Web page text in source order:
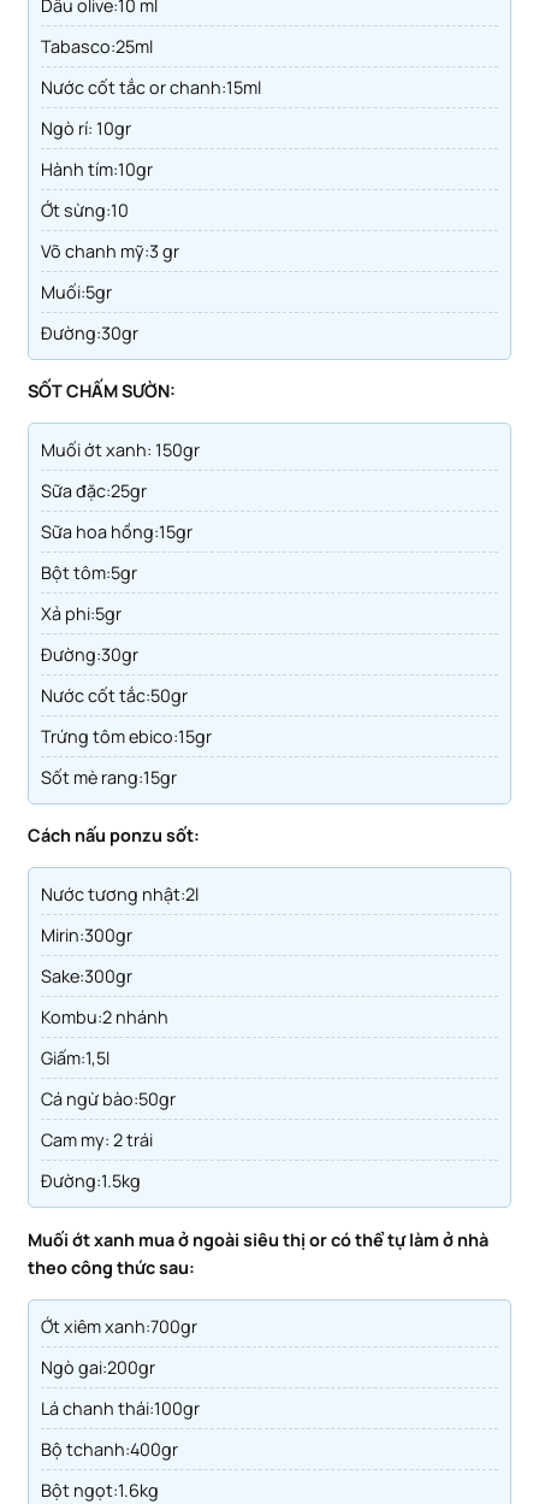
Dầu olive:10 ml
Tabasco:25ml
Nước cốt tắc or chanh:15ml
Ngò rí: 10gr
Hành tím:10gr
Ớt sừng:10
võ chanh mỹ:3 gr
muối:5gr
đường:30gr
SỐT CHẤM SƯỜN:
muối ớt xanh: 150gr
sữa đặc:25gr
sữa hoa hồng:15gr
bột tôm:5gr
xả phi:5gr
đường:30gr
nước cốt tắc:50gr
trứng tôm ebico:15gr
sốt mè rang:15gr
Cách nấu ponzu sốt:
Nước tương nhật:2l
Mirin:300gr
Sake:300gr
Kombu:2 nhánh
Giấm:1,5l
Cá ngừ bào:50gr
Cam my: 2 trái
Đường:1.5kg
Muối ớt xanh mua ở ngoài siêu thị or có thể tự làm ở nhà
theo công thức sau:
ớt xiêm xanh:700gr
ngò gai:200gr
lá chanh thái:100gr
Bộ tchanh:400gr
bột ngọt:1.6kg